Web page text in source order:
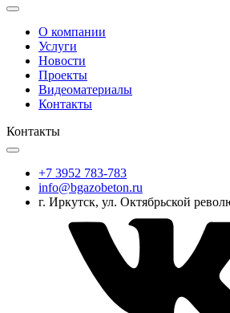
О компании
Услуги
Новости
Проекты
Видеоматериалы
Контакты
Контакты
+7 3952 783-783
info@bgazobeton.ru
г. Иркутск, ул. Октябрьской